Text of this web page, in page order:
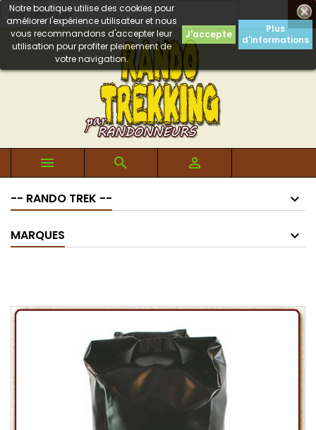

Notre boutique utilise des cookies pour
améliorer l'expérience utilisateur et nous
vous recommandons d'accepter leur
utilisation pour profiter pleinement de
votre navigation.
J'accepte
Plus
d'informations
  
-- RANDO TREK --
MARQUES